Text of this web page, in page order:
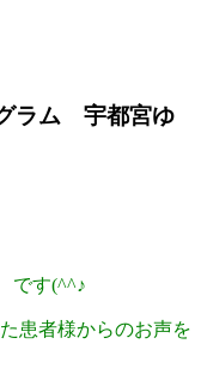
ラム 宇都宮ゆ
です(^^♪
患者様からのお声を